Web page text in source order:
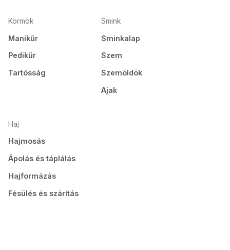
Körmök
Manikűr
Pedikűr
Tartósság
Smink
Sminkalap
Szem
Szemöldök
Ajak
Haj
Hajmosás
Ápolás és táplálás
Hajformázás
Fésülés és szárítás